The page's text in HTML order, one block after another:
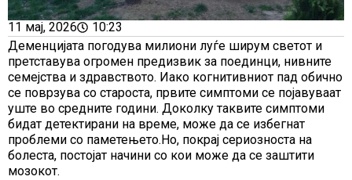
11 мај, 2026
10:23
Деменцијата погодува милиони луѓе ширум светот и
претставува огромен предизвик за поединци, нивните
семејства и здравството. Иако когнитивниот пад обично
се поврзува со староста, првите симптоми се појавуваат
уште во средните години. Доколку таквите симптоми
бидат детектирани на време, може да се избегнат
проблеми со паметењето.Но, покрај сериозноста на
болеста, постојат начини со кои може да се заштити
мозокот.